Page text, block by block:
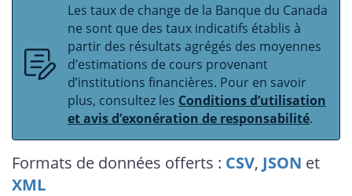
Les taux de change de la Banque du Canada
ne sont que des taux indicatifs établis à
partir des résultats agrégés des moyennes
d’estimations de cours provenant
d’institutions financières. Pour en savoir
plus, consultez les Conditions d’utilisation
et avis d’exonération de responsabilité.
Formats de données offerts : CSV, JSON et
XML